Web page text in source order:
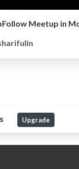
Meetup in
Upgrade